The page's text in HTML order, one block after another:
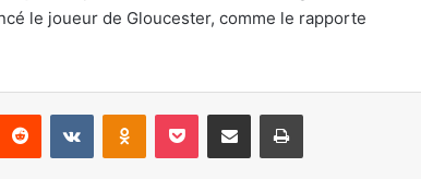
le joueur de Gloucester, comme le rapporte
Reddit VKontakteOdnoklassniki
Pocket Partager par email Imprimer